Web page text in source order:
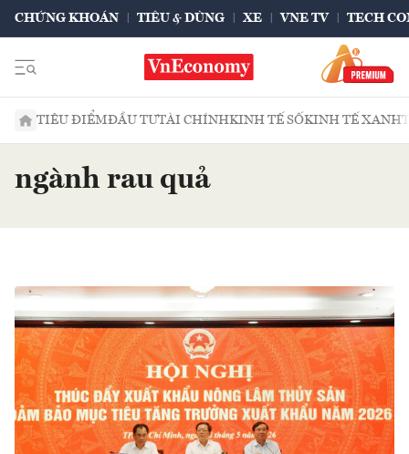
CHỨNG KHOÁN TIÊU & DÙNG XE VNE TV TECH
TIÊU ĐIỂMĐẦU TƯTÀI CHÍNHKINH TẾ SỐKINH TẾ XANH
ngành rau quả